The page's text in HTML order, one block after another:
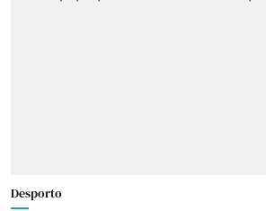
Desporto